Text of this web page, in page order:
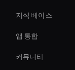
지식 베이스
앱 통합
커뮤니티